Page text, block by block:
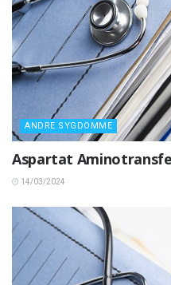
ANDRE SYGDOMME
Aspartat
14/03/2024